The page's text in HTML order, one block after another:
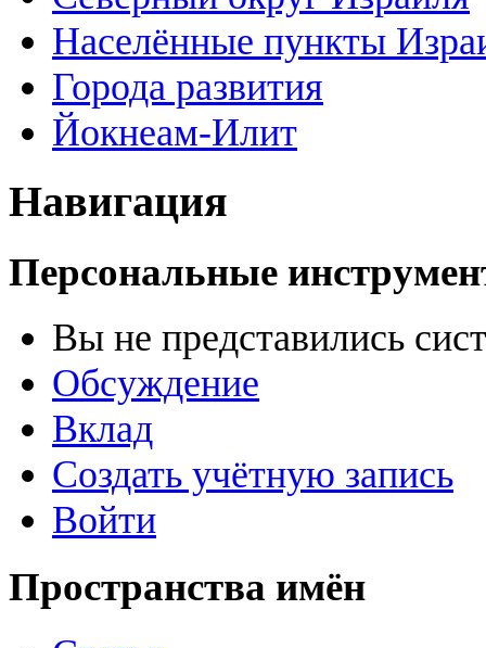
Населённые пункты
Города развития
Йокнеам-Илит
Навигация
Персональные
Вы не представились
Обсуждение
Вклад
Создать учётную запись
Войти
Пространства имён